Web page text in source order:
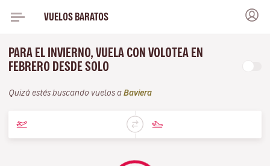
VUELOS BARATOS
PARA EL INVIERNO, VUELA CON VOLOTEA EN
FEBRERO DESDE SOLO
Quizá estés buscando vuelos a Baviera